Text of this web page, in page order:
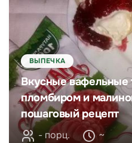
ВЫПЕЧКА
Вкусные вафельные
пломбиром и
пошаговый рецепт
- порц. ~